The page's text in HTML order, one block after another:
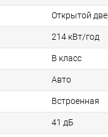
Открытой
214 кВт/год
B класс
Авто
Встроенная
41 дБ